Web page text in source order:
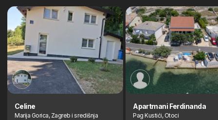
Celine
Marija Gorica, Zagreb i središnja
Apartmani Ferdinanda
Pag Kustići, Otoci